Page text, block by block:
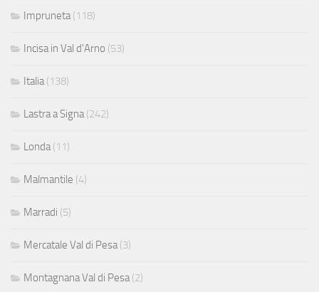
Impruneta(118)
Incisa in Val d'Arno (53)
Italia(138)
Lastra a Signa(242)
Londa(11)
Malmantile (4)
Marradi (5)
Mercatale Val di Pesa(3)
Montagnana Val di Pesa(2)